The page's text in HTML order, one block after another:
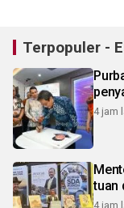
Terpopuler -
4 jam
tuan
4 jam